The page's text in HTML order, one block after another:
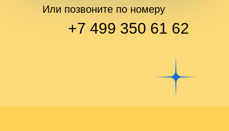
+7 499 350 61 62
Или позвоните по номеру